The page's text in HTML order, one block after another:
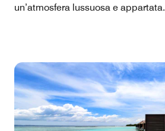
un’atmosfera lussuosa e appartata.